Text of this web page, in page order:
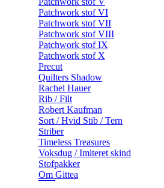
Patchwork stof VI
Patchwork stof VII
Patchwork stof VIII
Patchwork stof IX
Patchwork stof X
Precut
Quilters Shadow
Rachel Hauer
Rib / Filt
Robert Kaufman
Sort / Hvid Stib / Tern
Striber
Timeless Treasures
Voksdug / Imiteret skind
Stofpakker
Om Gittea